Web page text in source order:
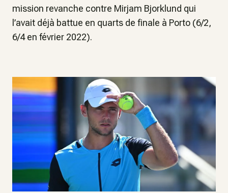
mission revanche contre Mirjam Bjorklund qui
l’avait déjà battue en quarts de finale à Porto (6/2,
6/4 en février 2022).